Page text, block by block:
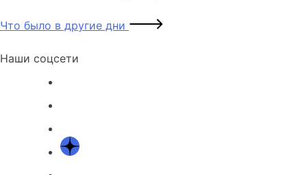
Что было в другие дни
Наши соцсети